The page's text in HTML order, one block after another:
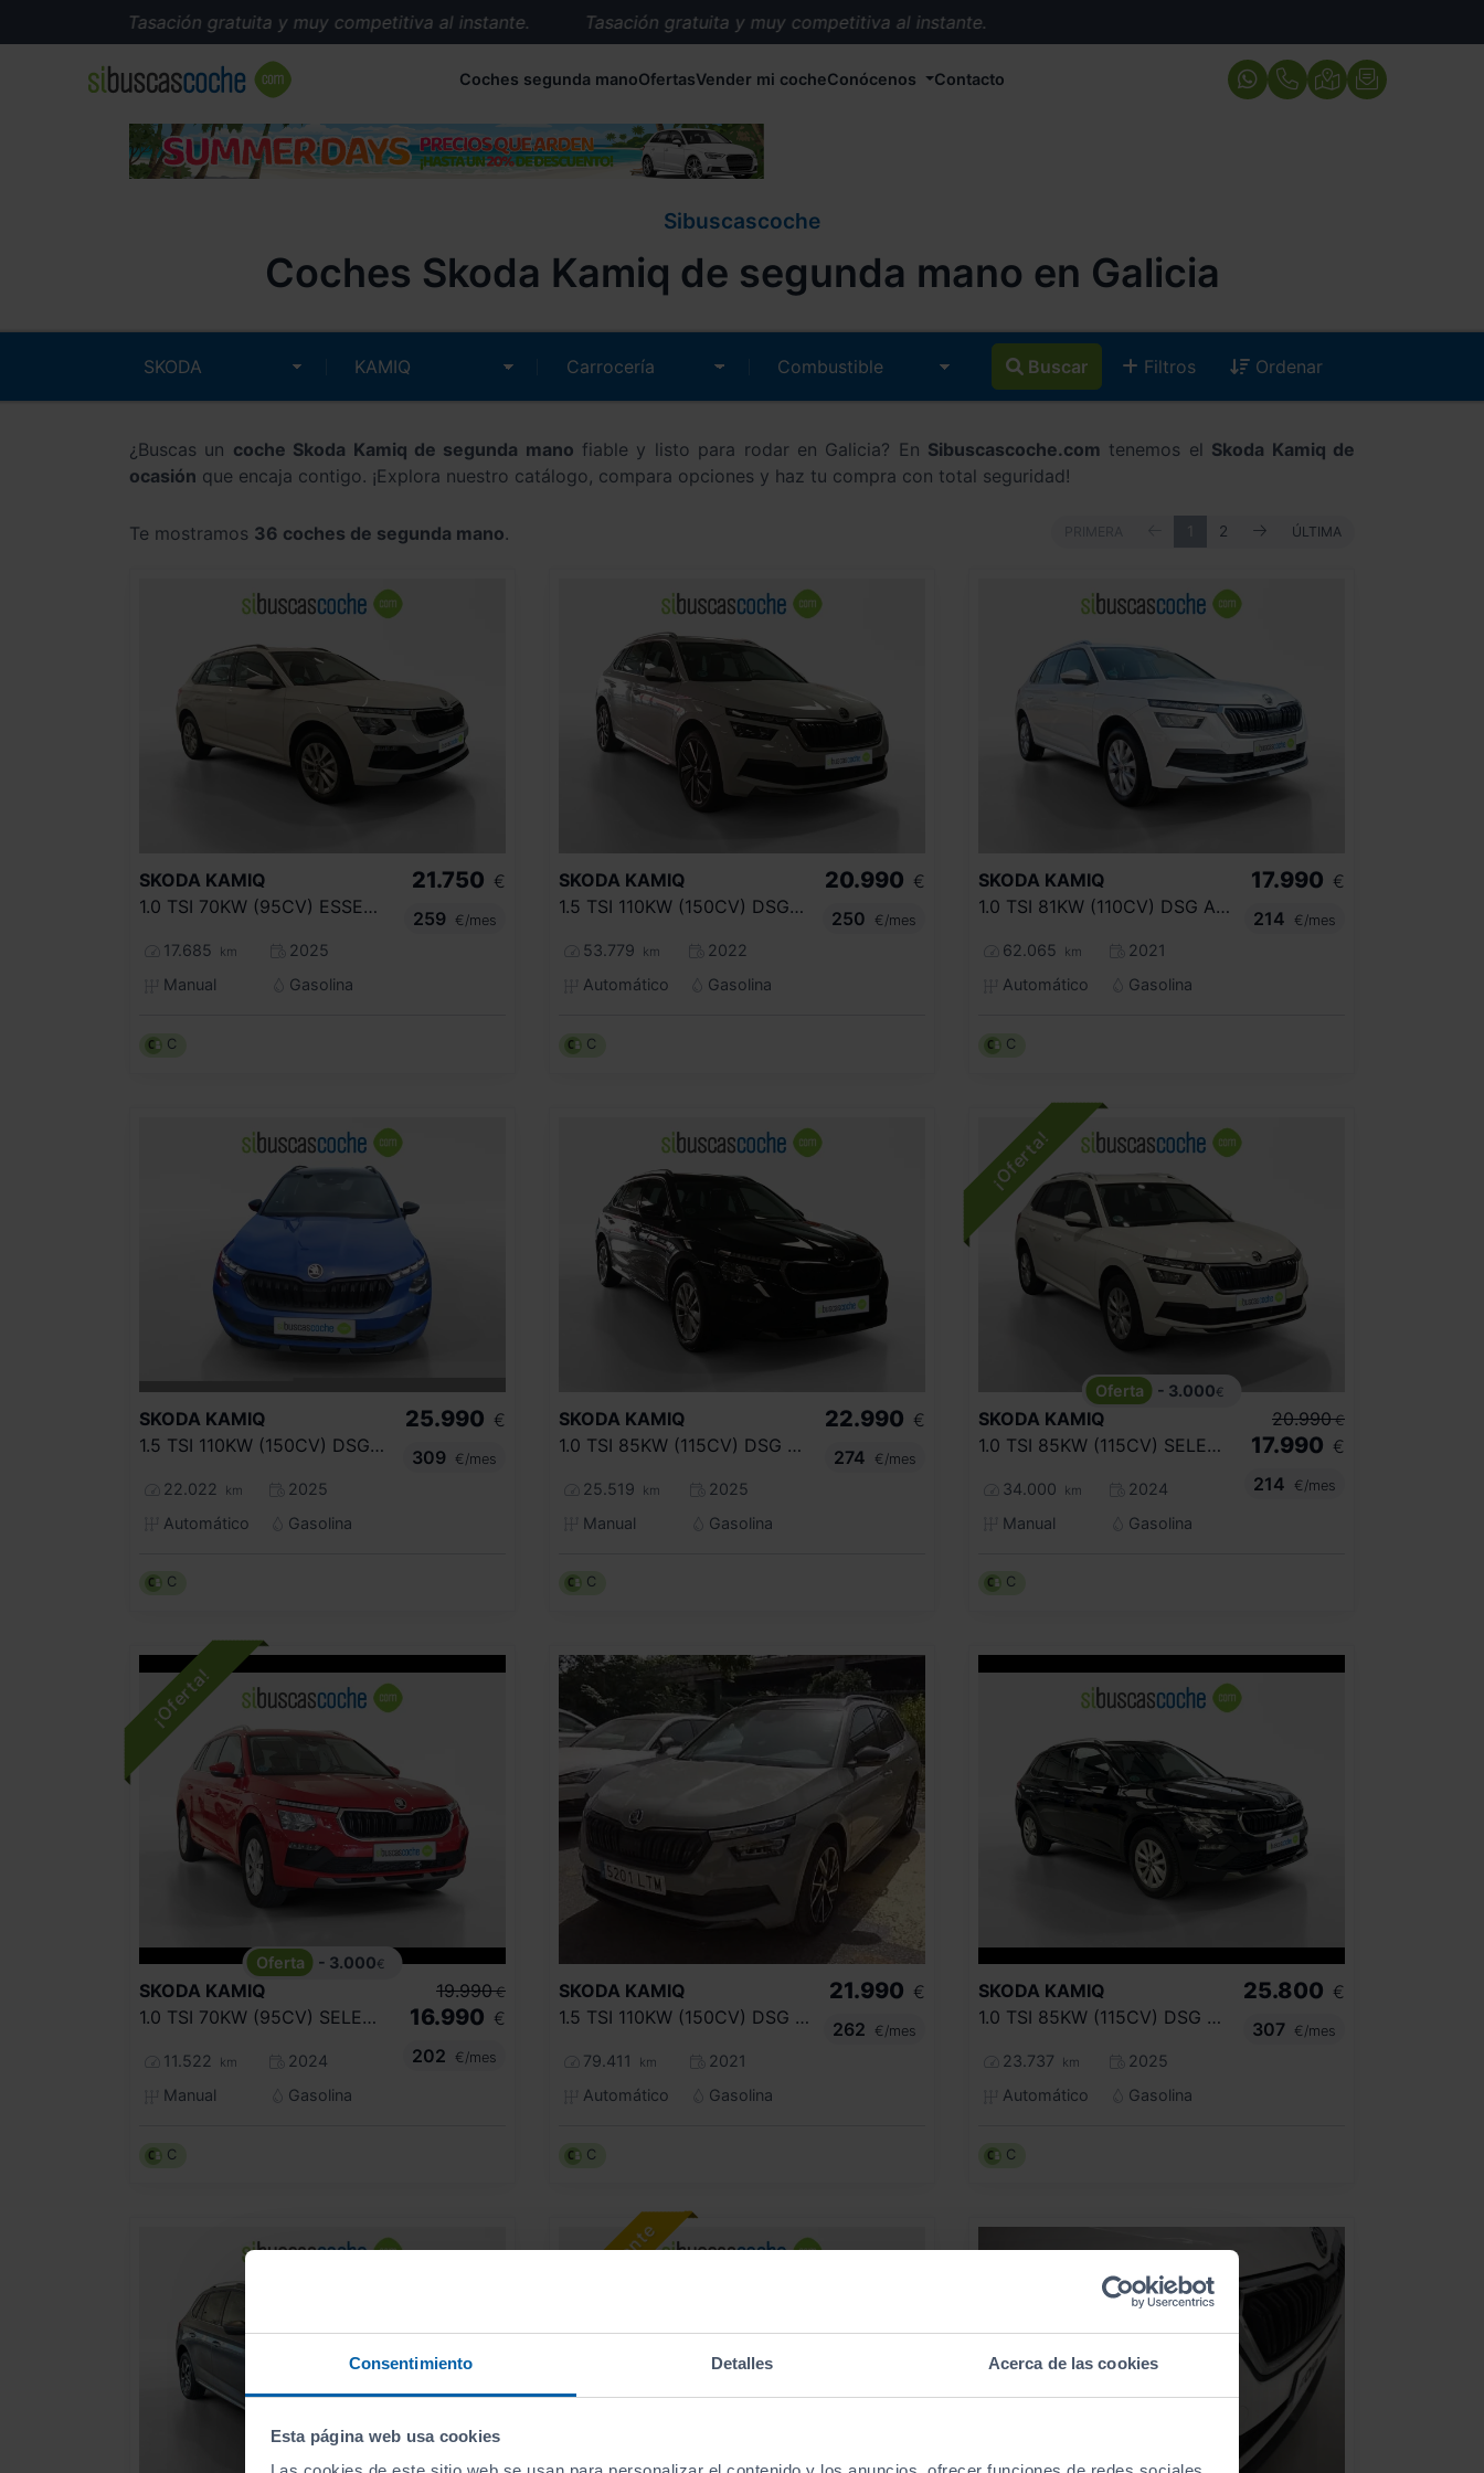
Consentimiento Detalles Acerca de las cookies
Esta página web usa cookies
Tasación gratuita y muy competitiva al instante.
Tasación gratuita y muy competitiva al instante.
Más de 5.000 conductores satisfechos.
Buscamos el coche que tu quieras.
Nos ocupamos de todos los trámites.
Compramos tu coche. Pago inmediato.
Coches segunda manoOfertasVender mi cocheConócenos Contacto
Sibuscascoche
Coches Skoda Kamiq de segunda mano en Galicia
Buscar Filtros Ordenar
¿Buscas un coche Skoda Kamiq de segunda mano fiable y listo para rodar en Galicia? En Sibuscascoche.com tenemos el Skoda Kamiq de
ocasión que encaja contigo. ¡Explora nuestro catálogo, compara opciones y haz tu compra con total seguridad!
Te mostramos 36 coches de segunda mano. ANTERIOR
2 SIGUIENTE
ÚLTIMA
SKODA KAMIQ
1.0 TSI 70KW (95CV) ESSENCE
17.685 km
2025
Manual
Gasolina
21.750 €
259
€/mes
C
SKODA KAMIQ
1.5 TSI 110KW (150CV) DSG STYLE
53.779 km
2022
Automático
Gasolina
20.990 €
250
€/mes
C
SKODA KAMIQ
1.0 TSI 81KW (110CV) DSG AMBITION
62.065 km
2021
Automático
Gasolina
17.990 €
214
€/mes
C
SKODA KAMIQ
1.5 TSI 110KW (150CV) DSG MONTE CARLO
22.022 km
2025
Automático
Gasolina
25.990 €
309
€/mes
C
SKODA KAMIQ
1.0 TSI 85KW (115CV) DSG SELECTION
25.519 km
2025
Manual
Gasolina
22.990 €
274
€/mes
C
- 3.000€
SKODA KAMIQ
1.0 TSI 85KW (115CV) SELECTION
34.000 km
2024
Manual
Gasolina
20.990 €
17.990 €
214
€/mes
C
- 3.000€
SKODA KAMIQ
1.0 TSI 70KW (95CV) SELECTION
11.522 km
2024
Manual
Gasolina
19.990 €
16.990 €
202
€/mes
C
SKODA KAMIQ
1.5 TSI 110KW (150CV) DSG MONTECARLO
79.411 km
2021
Automático
Gasolina
21.990 €
262
€/mes
C
SKODA KAMIQ
1.0 TSI 85KW (115CV) DSG SELECTION
23.737 km
2025
Automático
Gasolina
25.800 €
307
€/mes
C